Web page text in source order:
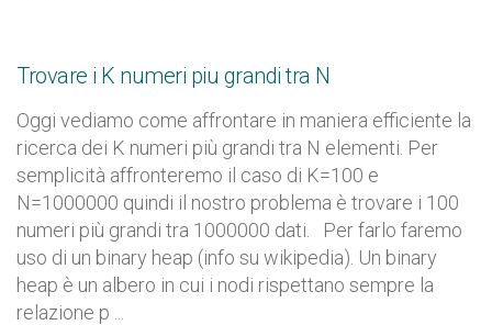
Trovare i K numeri piu grandi tra N
Oggi vediamo come affrontare in maniera efficiente la
ricerca dei K numeri più grandi tra N elementi. Per
semplicità affronteremo il caso di K=100 e
N=1000000 quindi il nostro problema è trovare i 100
numeri più grandi tra 1000000 dati. Per farlo faremo
uso di un binary heap (info su wikipedia). Un binary
heap è un albero in cui i nodi rispettano sempre la
relazione p ...